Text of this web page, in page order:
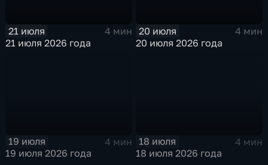
21 июля
4 мин
21 июля 2026 года
20 июля
4 мин
20 июля 2026 года
19 июля
4 мин
19 июля 2026 года
18 июля
4 мин
18 июля 2026 года